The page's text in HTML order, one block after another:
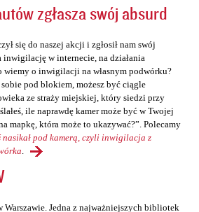
zgłasza swój absurd
się do naszej akcji i zgłosił nam swój
inwigilację w internecie, na działania
wiemy o inwigilacji na własnym podwórku?
pod blokiem, możesz być ciągle
ze straży miejskiej, który siedzi przy
ile naprawdę kamer może być w Twojej
mapkę, która może to ukazywać?”. Polecamy
nasikał pod kamerą, czyli inwigilacja z
Jedna z najważniejszych bibliotek